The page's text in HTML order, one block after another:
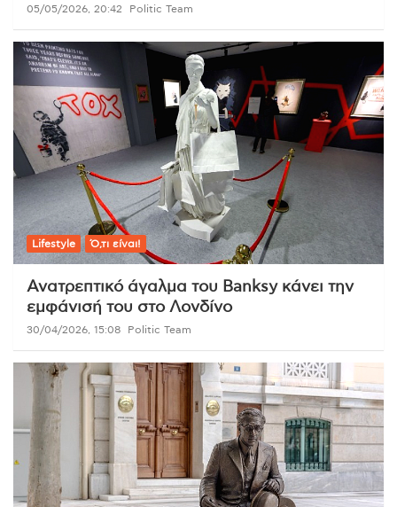
05/05/2026, 20:42 Politic Team
Lifestyle Ό,τι είναι!
Ανατρεπτικό άγαλμα του Banksy κάνει την
εμφάνισή του στο Λονδίνο
30/04/2026, 15:08 Politic Team